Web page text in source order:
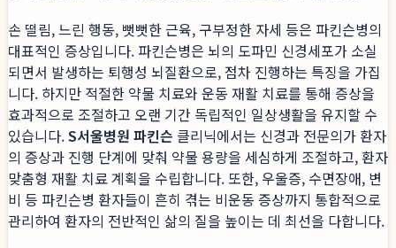
손 떨림, 느린 행동, 뻣뻣한 근육, 구부정한 자세 등은 파킨슨병의
대표적인 증상입니다. 파킨슨병은 뇌의 도파민 신경세포가 소실
되면서 발생하는 퇴행성 뇌질환으로, 점차 진행하는 특징을 가집
니다. 하지만 적절한 약물 치료와 운동 재활 치료를 통해 증상을
효과적으로 조절하고 오랜 기간 독립적인 일상생활을 유지할 수
있습니다.S서울병원 파킨슨 클리닉에서는 신경과 전문의가 환자
의 증상과 진행 단계에 맞춰 약물 용량을 세심하게 조절하고, 환자
맞춤형 재활 치료 계획을 수립합니다. 또한, 우울증, 수면장애, 변
비 등 파킨슨병 환자들이 흔히 겪는 비운동 증상까지 통합적으로
관리하여 환자의 전반적인 삶의 질을 높이는 데 최선을 다합니다.